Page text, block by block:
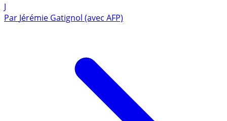
J
Par Jérémie Gatignol (avec AFP)